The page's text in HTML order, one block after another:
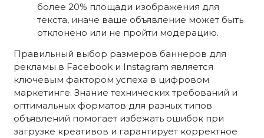
более 20% площади изображения для
текста, иначе ваше объявление может быть
отклонено или не пройти модерацию.
Правильный выбор размеров баннеров для
рекламы в Facebook и Instagram является
ключевым фактором успеха в цифровом
маркетинге. Знание технических требований и
оптимальных форматов для разных типов
объявлений помогает избежать ошибок при
загрузке креативов и гарантирует корректное